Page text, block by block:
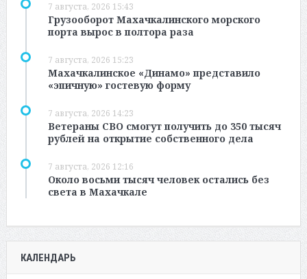
7 августа, 2026 15:43
Грузооборот Махачкалинского морского
порта вырос в полтора раза
7 августа, 2026 15:23
Махачкалинское «Динамо» представило
«эпичную» гостевую форму
7 августа, 2026 14:23
Ветераны СВО смогут получить до 350 тысяч
рублей на открытие собственного дела
7 августа, 2026 12:16
Около восьми тысяч человек остались без
света в Махачкале
КАЛЕНДАРЬ